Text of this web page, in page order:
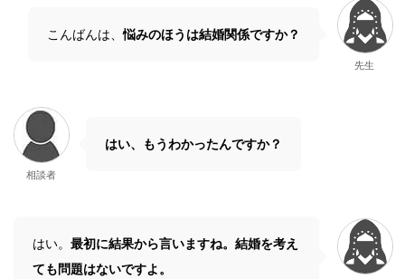
こんばんは、悩みのほうは結婚関係ですか？
先生
相談者
はい、もうわかったんですか？
はい。 最初に結果から言いますね。結婚を考え
ても問題はないですよ。